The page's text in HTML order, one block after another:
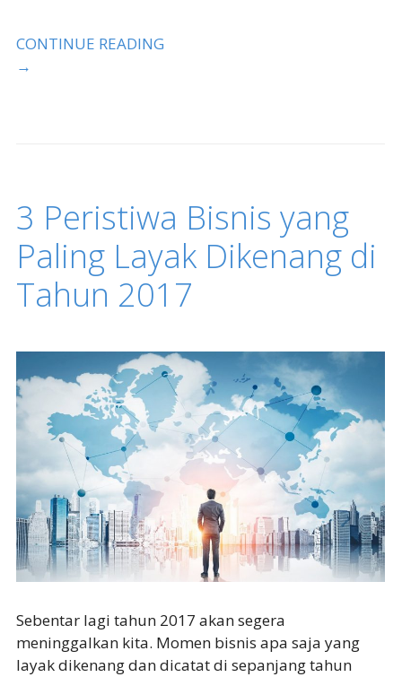
CONTINUE READING
→
3 Peristiwa Bisnis yang
Paling Layak Dikenang di
Tahun 2017
Sebentar lagi tahun 2017 akan segera
meninggalkan kita. Momen bisnis apa saja yang
layak dikenang dan dicatat di sepanjang tahun